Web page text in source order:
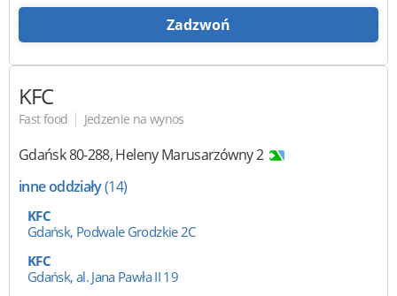
Zadzwoń
KFC
Fast food | Jedzenie na wynos
Gdańsk80-288,Heleny Marusarzówny 2
inne oddziały(14)
KFC
Gdańsk, Podwale Grodzkie 2C
KFC
Gdańsk, al. Jana Pawła II 19